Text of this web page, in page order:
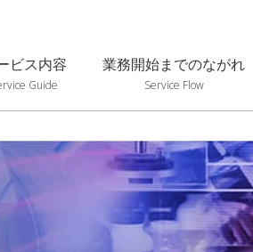
ビス内容
Guide
業務開始までのながれ
Service Flow